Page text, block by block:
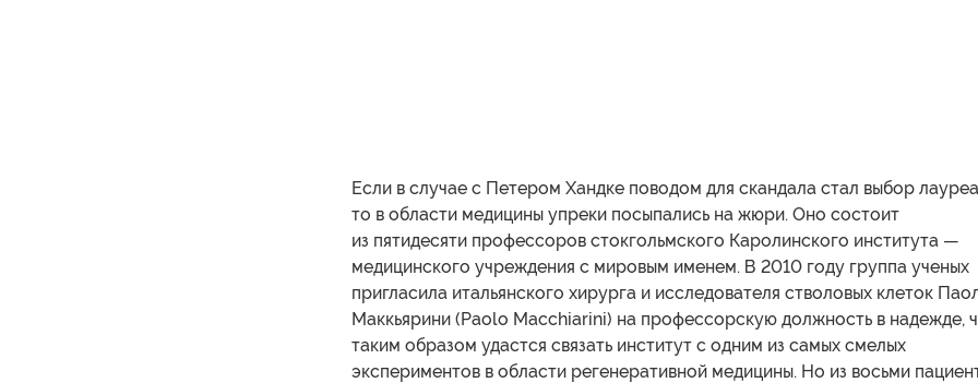
Если в случае с Петером Хандке поводом для скандала стал выбор
то в области медицины упреки посыпались на жюри. Оно состоит
из пятидесяти профессоров стокгольмского Каролинского института —
медицинского учреждения с мировым именем. В 2010 году группа ученых
пригласила итальянского хирурга и исследователя стволовых клеток
Маккьярини (Paolo Macchiarini) на профессорскую должность в надежде,
таким образом удастся связать институт с одним из самых смелых
экспериментов в области регенеративной медицины. Но из восьми